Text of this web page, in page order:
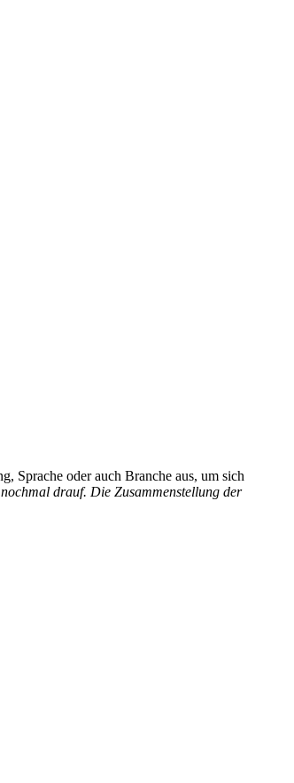
Sprache oder auch Branche aus, um sich
drauf. Die Zusammenstellung der